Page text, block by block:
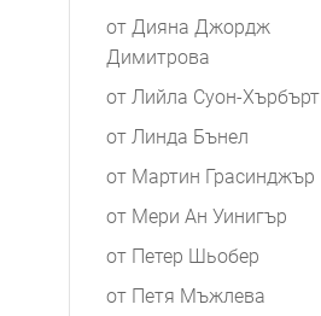
от Дияна Джордж
Димитрова
от Лийла Суон-Хърбърт
от Линда Бънел
от Мартин Грасинджър
от Мери Ан Уинигър
от Петер Шьобер
от Петя Мъжлева